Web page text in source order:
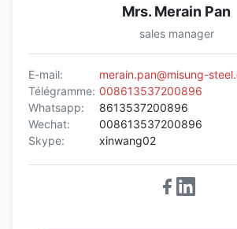
Mrs. Merain Pan
sales manager
E-mail:
merain.pan@misung-
Télégramme: 008613537200896
Whatsapp:
8613537200896
Wechat:
008613537200896
Skype:
xinwang02